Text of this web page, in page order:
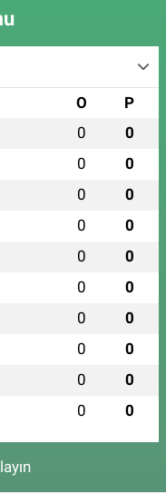
O P
0 0
0 0
0 0
0 0
0 0
0 0
0 0
0 0
0 0
0 0